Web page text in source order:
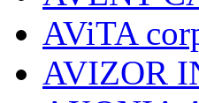
AViTA
AVIZOR